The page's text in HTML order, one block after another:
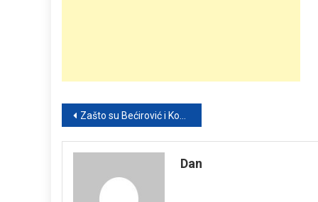
Post
navigation
Zašto su Bećirović i Komšić odbili Trumpovu nominaciju za Nobel za mir – realnost i reakcije iz BiH
Dan